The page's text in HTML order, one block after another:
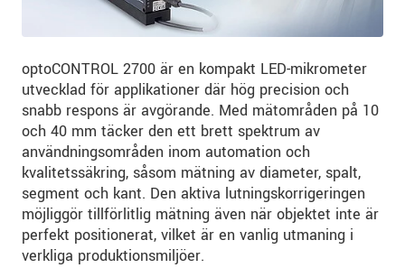
optoCONTROL 2700 är en kompakt LED-mikrometer
utvecklad för applikationer där hög precision och
snabb respons är avgörande. Med mätområden på 10
och 40 mm täcker den ett brett spektrum av
användningsområden inom automation och
kvalitetssäkring, såsom mätning av diameter, spalt,
segment och kant. Den aktiva lutningskorrigeringen
möjliggör tillförlitlig mätning även när objektet inte är
perfekt positionerat, vilket är en vanlig utmaning i
verkliga produktionsmiljöer.